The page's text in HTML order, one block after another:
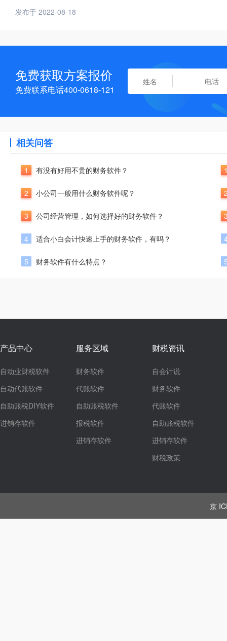
发布于 2022-08-18
免费获取方案报价
免费联系电话400-0618-121
相关问答
1 有没有好用不贵的财务软件？
2 小公司一般用什么财务软件呢？
3 公司经营管理，如何选择好的财务软件？
4 适合小白会计快速上手的财务软件，有吗？
5 财务软件有什么特点？
产品中心
自动业财税软件
自动代账软件
自助账税DIY软件
进销存软件
服务区域
财务软件
代账软件
自助账税软件
报税软件
进销存软件
财税资讯
自会计说
财务软件
代账软件
自助账税软件
进销存软件
财税政策
京